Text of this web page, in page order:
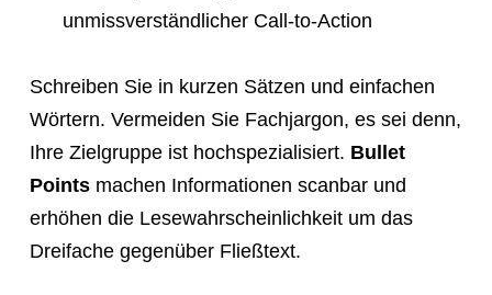
unmissverständlicher Call-to-Action
Schreiben Sie in kurzen Sätzen und einfachen
Wörtern. Vermeiden Sie Fachjargon, es sei denn,
Ihre Zielgruppe ist hochspezialisiert. Bullet
Pointsmachen Informationen scanbar und
erhöhen die Lesewahrscheinlichkeit um das
Dreifache gegenüber Fließtext.